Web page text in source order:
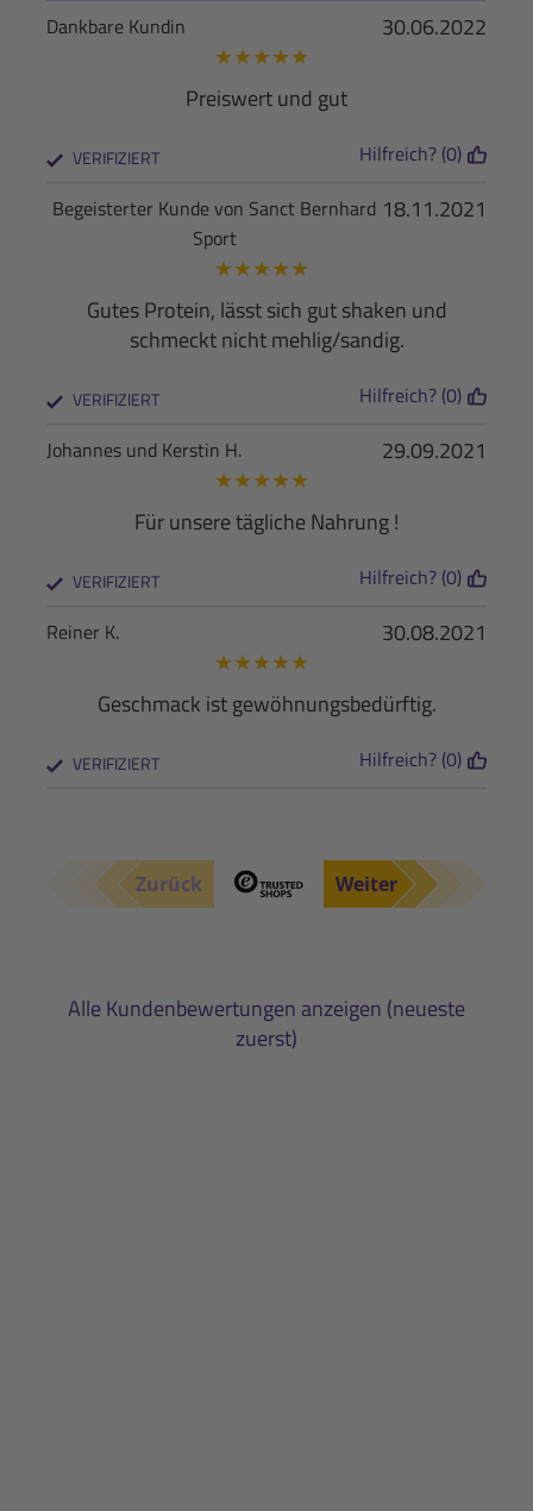
30.06.2022
Dankbare Kundin
★★★★★
Preiswert und gut
VERIFIZIERT Hilfreich? (0)
18.11.2021
Begeisterter Kunde von Sanct Bernhard
Sport
★★★★★
Gutes Protein, lässt sich gut shaken und
schmeckt nicht mehlig/sandig.
VERIFIZIERT Hilfreich? (0)
29.09.2021
Johannes und Kerstin H.
★★★★★
Für unsere tägliche Nahrung !
VERIFIZIERT Hilfreich? (0)
30.08.2021
Reiner K.
★★★★★
Geschmack ist gewöhnungsbedürftig.
VERIFIZIERT Hilfreich? (0)
Zurück Weiter
Alle Kundenbewertungen anzeigen (neueste
zuerst)